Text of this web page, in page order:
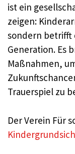
ist ein
zeigen:
sondern betrifft
Generation. Es
Maßnahmen,
Trauerspiel zu
Der Verein Für